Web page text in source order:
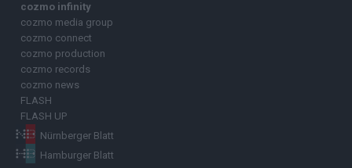
cozmo infinity
cozmo media group
cozmo connect
cozmo production
cozmo records
cozmo news
FLASH
FLASH UP
Nürnberger Blatt
Hamburger Blatt